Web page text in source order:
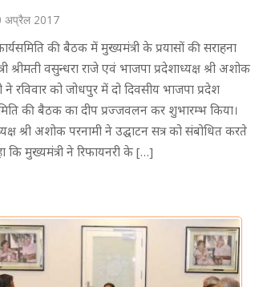
अप्रैल 2017
की बैठक में मुख्यमंत्री के प्रयासों की सराहना
श्रीमती वसुन्धरा राजे एवं भाजपा प्रदेशाध्यक्ष श्री अशोक
ने रविवार को जोधपुर में दो दिवसीय भाजपा प्रदेश
की बैठक का दीप प्रज्जवलन कर शुभारम्भ किया।
श्री अशोक परनामी ने उद्घाटन सत्र को संबोधित करते
कि मुख्यमंत्री ने रिफायनरी के […]